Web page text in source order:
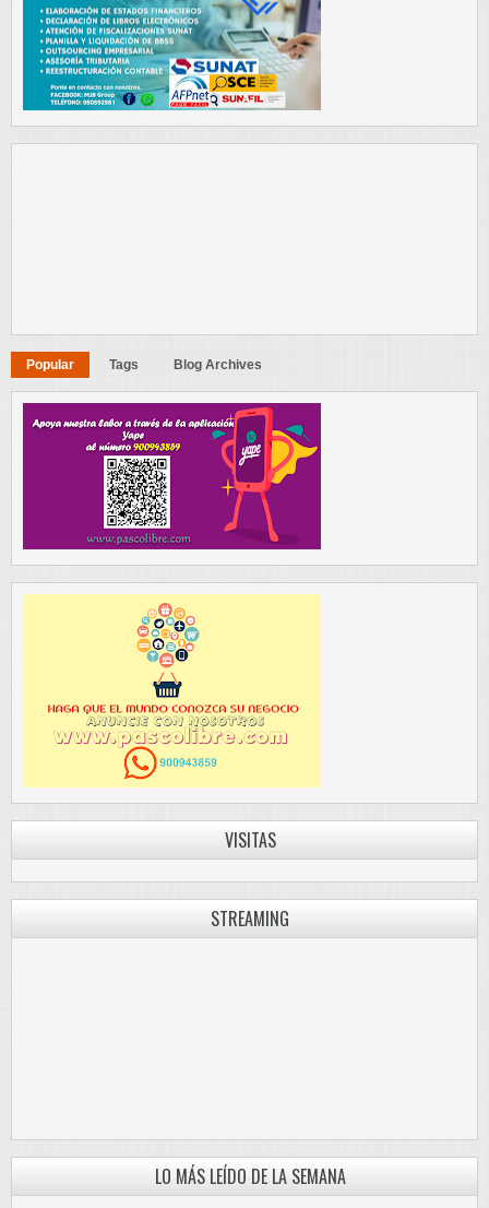
Popular Tags Blog Archives
VISITAS
STREAMING
LO MÁS LEÍDO DE LA SEMANA